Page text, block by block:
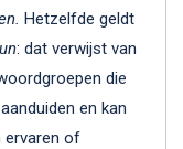
Hetzelfde geldt
: dat verwijst van
die
en kan
ervaren of